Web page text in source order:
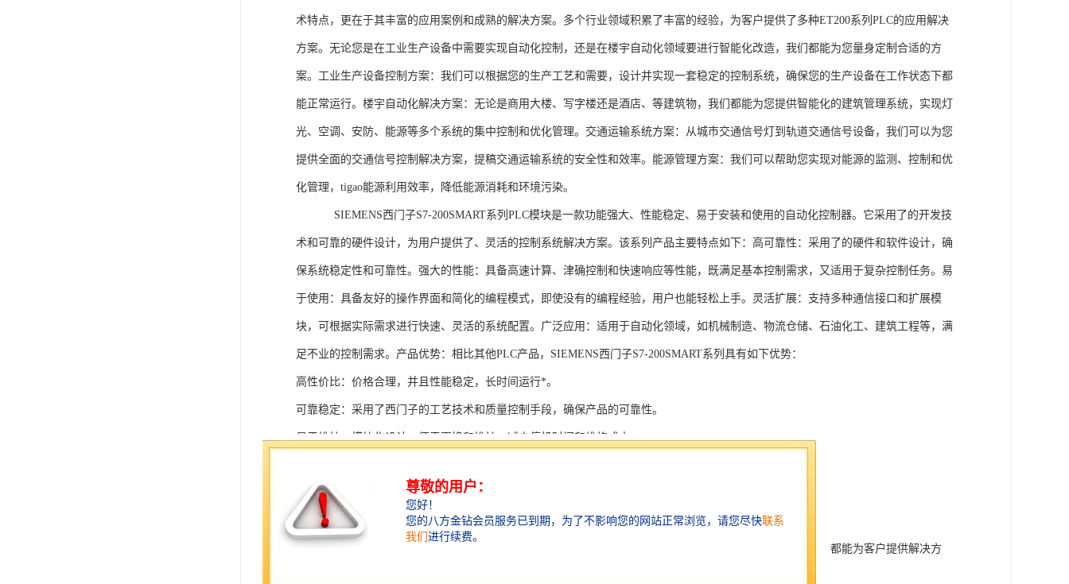
术特点，更在于其丰富的应用案例和成熟的解决方案。多个行业领域积累了丰富的经验，为客户提供了多种ET200系列PLC的应用解决
方案。无论您是在工业生产设备中需要实现自动化控制，还是在楼宇自动化领域要进行智能化改造，我们都能为您量身定制合适的方
案。工业生产设备控制方案：我们可以根据您的生产工艺和需要，设计并实现一套稳定的控制系统，确保您的生产设备在工作状态下都
能正常运行。楼宇自动化解决方案：无论是商用大楼、写字楼还是酒店、等建筑物，我们都能为您提供智能化的建筑管理系统，实现灯
光、空调、安防、能源等多个系统的集中控制和优化管理。交通运输系统方案：从城市交通信号灯到轨道交通信号设备，我们可以为您
提供全面的交通信号控制解决方案，提稿交通运输系统的安全性和效率。能源管理方案：我们可以帮助您实现对能源的监测、控制和优
化管理，tigao能源利用效率，降低能源消耗和环境污染。
SIEMENS西门子S7-200SMART系列PLC模块是一款功能强大、性能稳定、易于安装和使用的自动化控制器。它采用了的开发技
术和可靠的硬件设计，为用户提供了、灵活的控制系统解决方案。该系列产品主要特点如下：高可靠性：采用了的硬件和软件设计，确
保系统稳定性和可靠性。强大的性能：具备高速计算、津确控制和快速响应等性能，既满足基本控制需求，又适用于复杂控制任务。易
于使用：具备友好的操作界面和简化的编程模式，即使没有的编程经验，用户也能轻松上手。灵活扩展：支持多种通信接口和扩展模
块，可根据实际需求进行快速、灵活的系统配置。广泛应用：适用于自动化领域，如机械制造、物流仓储、石油化工、建筑工程等，满
足不业的控制需求。产品优势：相比其他PLC产品，SIEMENS西门子S7-200SMART系列具有如下优势：
高性价比：价格合理，并且性能稳定，长时间运行*。
可靠稳定：采用了西门子的工艺技术和质量控制手段，确保产品的可靠性。
易于维护：模块化设计，便于更换和维护，减少停机时间和维修成本。
灵活配置：多种通信接口和编程模式可选，满足不同用户的个性化要求。
快速部署：配备了完善的软件工具和技术支持，可快速部署系统，缩短项目周期。
在智能科技、自动化科技和机电领域内有着到的见解。无论是提供技术咨询，还是进行技术开发和转让，我们都能为客户提供解决方